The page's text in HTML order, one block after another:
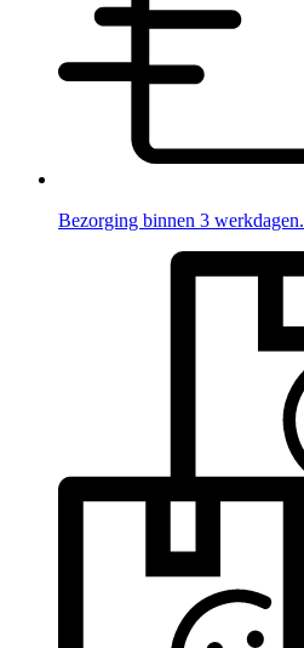
Bezorging binnen 3 werkdagen.